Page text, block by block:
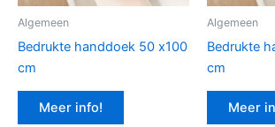
Algemeen
Bedrukte handdoek 50 x100
cm
Meer info!
Algemeen
Bedrukte
cm
Meer